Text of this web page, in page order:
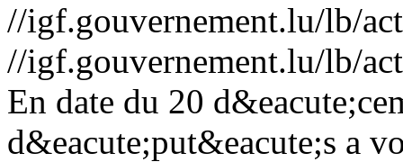
//igf.gouvernement.lu/lb/
//igf.gouvernement.lu/lb/
En date du 20
d&eacute;put&eacute;s a